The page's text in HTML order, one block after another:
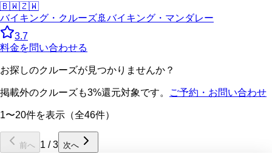
🇧🇼🇿🇼
バイキング・クルーズ🚢 バイキング・マンダレー
3.7
料金を問い合わせる
お探しのクルーズが見つかりませんか？
掲載外のクルーズも3%還元対象です。 ご予約・お問い合わせ
1〜20件を表示（全46件）
前へ 1 /3 次へ